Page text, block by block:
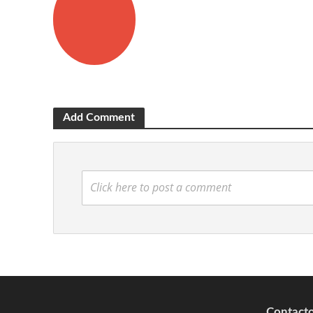
Add Comment
Click here to post a comment